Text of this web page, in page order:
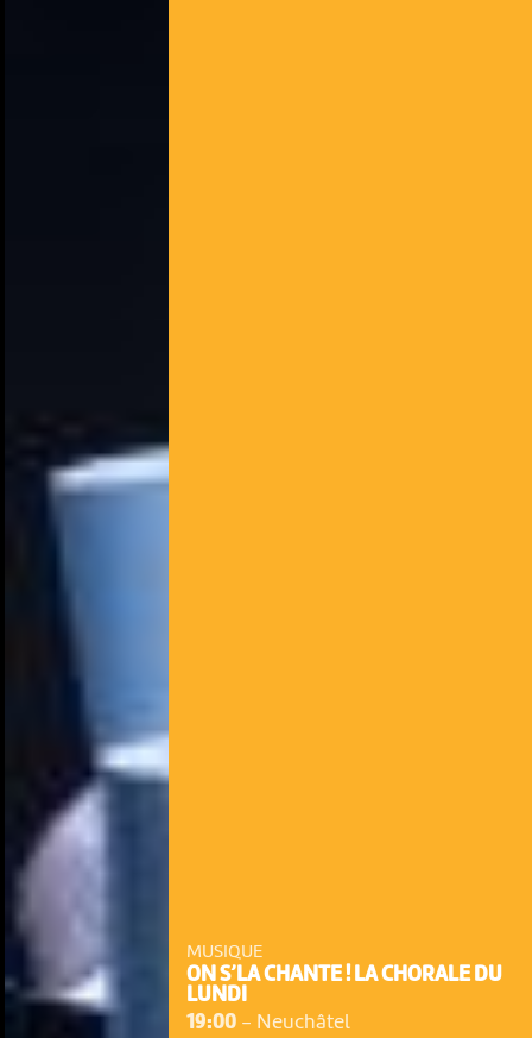
MUSIQUE
ON S’LA CHANTE ! LA CHORALE DU
LUNDI
19:00- Neuchâtel